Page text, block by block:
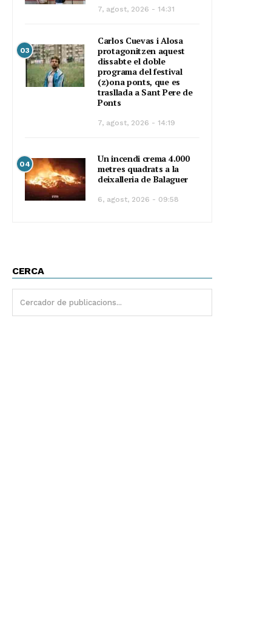
7, agost, 2026 - 14:31
03
Carlos Cuevas i Alosa
protagonitzen aquest
dissabte el doble
programa del festival
(z)ona ponts, que es
trasllada a Sant Pere de
Ponts
7, agost, 2026 - 14:19
04
Un incendi crema 4.000
metres quadrats a la
deixalleria de Balaguer
6, agost, 2026 - 09:58
CERCA